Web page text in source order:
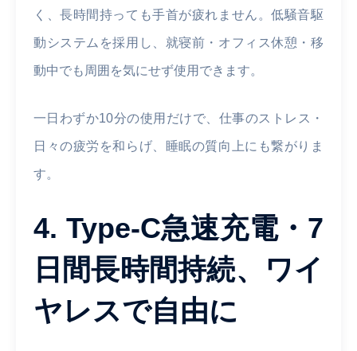
く、長時間持っても手首が疲れません。低騒音駆
動システムを採用し、就寝前・オフィス休憩・移
動中でも周囲を気にせず使用できます。
一日わずか10分の使用だけで、仕事のストレス・
日々の疲労を和らげ、睡眠の質向上にも繋がりま
す。
4. Type-C急速充電・7
日間長時間持続、ワイ
ヤレスで自由に